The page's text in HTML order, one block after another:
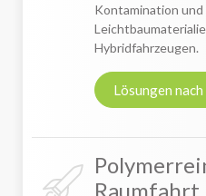
Kontamination
Hybridfahrzeugen.
Lösungen
Raumfahrt